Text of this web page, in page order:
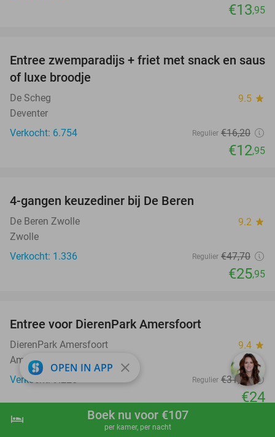
shopping_cart Boek nu
hotel Boek nu voor €107
per kamer, per nacht
€13,95
20%
Entree zwemparadijs + friet met snack en saus
of luxe broodje
De Scheg 9.5 star
Deventer
Verkocht: 6.754
Regulier €16,20
€12,95
4-gangen keuzediner bij De Beren
De Beren Zwolle 9.2 star
Zwolle
Verkocht: 1.336
Regulier €47,70
€25,95
Entree voor DierenPark Amersfoort
DierenPark Amersfoort 9.4 star
Amersfoort
Verkocht: 9.225
Regulier €31,50
€24
OPEN IN APP close